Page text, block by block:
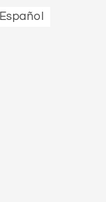
Español